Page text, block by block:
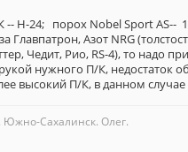
Н-24; порох Nobel Sport AS--
Главпатрон, Азот NRG
Чедит, Рио, RS-4), то надо
нужного П/К, недостаток
высокий П/К, в данном случае
Южно-Сахалинск. Олег.